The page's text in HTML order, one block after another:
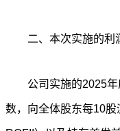
二、本次实施的利
公司实施的2025
数，向全体股东每10股